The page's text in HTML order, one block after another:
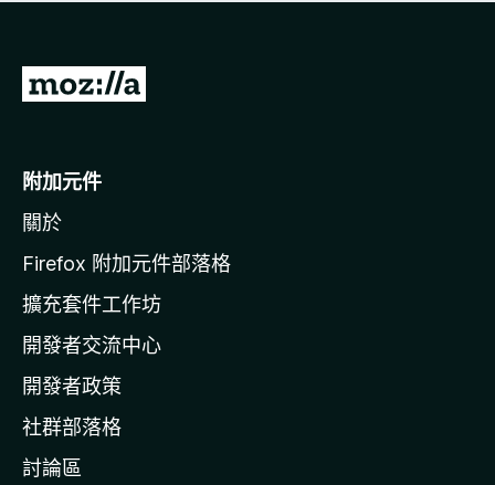
有
前
o
i
l
a
官
網
附加元件
關於
Firefox 附加元件部落格
擴充套件工作坊
開發者交流中心
開發者政策
社群部落格
討論區